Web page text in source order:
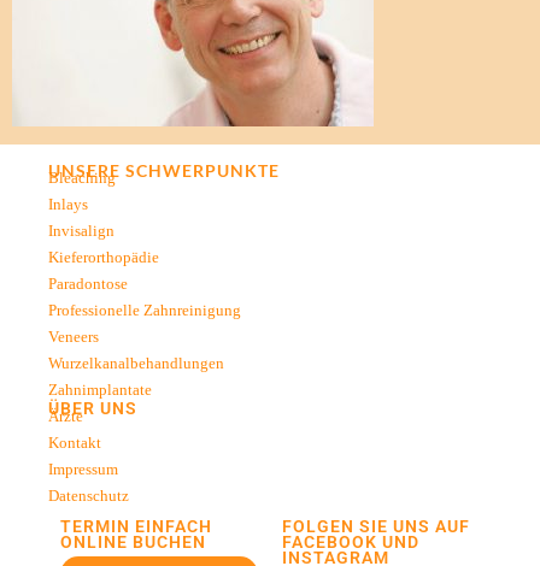
UNSERE SCHWERPUNKTE
Bleaching
Inlays
Invisalign
Kieferorthopädie
Paradontose
Professionelle Zahnreinigung
Veneers
Wurzelkanalbehandlungen
Zahnimplantate
ÜBER UNS
Ärzte
Kontakt
Impressum
Datenschutz
TERMIN EINFACH
ONLINE BUCHEN
FOLGEN SIE UNS AUF
FACEBOOK UND
INSTAGRAM